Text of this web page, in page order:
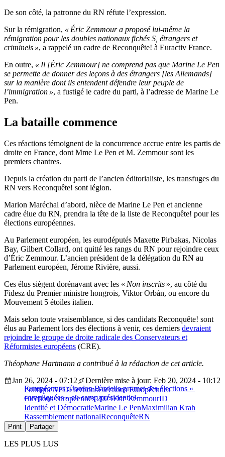
De son côté, la patronne du RN réfute l’expression.
Sur la rémigration, « Éric Zemmour a proposé lui-même la
rémigration pour les doubles nationaux fichés S, étrangers et
criminels », a rappelé un cadre de Reconquête! à Euractiv France.
En outre, « Il [Éric Zemmour] ne comprend pas que Marine Le Pen
se permette de donner des leçons à des étrangers [les Allemands]
sur la manière dont ils entendent défendre leur peuple de
l’immigration », a fustigé le cadre du parti, à l’adresse de Marine Le
Pen.
La bataille commence
Ces réactions témoignent de la concurrence accrue entre les partis de
droite en France, dont Mme Le Pen et M. Zemmour sont les
premiers chantres.
Depuis la création du parti de l’ancien éditorialiste, les transfuges du
RN vers Reconquête! sont légion.
Marion Maréchal d’abord, nièce de Marine Le Pen et ancienne
cadre élue du RN, prendra la tête de la liste de Reconquête! pour les
élections européennes.
Au Parlement européen, les eurodéputés Maxette Pirbakas, Nicolas
Bay, Gilbert Collard, ont quitté les rangs du RN pour rejoindre ceux
d’Éric Zemmour. L’ancien président de la délégation du RN au
Parlement européen, Jérome Rivière, aussi.
Ces élus siègent dorénavant avec les « Non inscrits », au côté du
Fidesz du Premier ministre hongrois, Viktor Orbán, ou encore du
Mouvement 5 étoiles italien.
Mais selon toute vraisemblance, si des candidats Reconquête! sont
élus au Parlement lors des élections à venir, ces derniers devraient
rejoindre le groupe de droite radicale des Conservateurs et
Réformistes européens (CRE).
Théophane Hartmann a contribué à la rédaction de cet article.
Européennes : Jordan Bardella promet des élections «
compliquées » au camp présidentiel
Jan 26, 2024 - 07:12
Dernière mise à jour: Feb 20, 2024 - 10:12
PolitiqueAFDÉlectionsÉlections Européennes
Elections européennes 2024Eric ZemmourID
Identité et DémocratieMarine Le PenMaximilian Krah
Rassemblement nationalReconquêteRN
Print Partager
LES PLUS LUS